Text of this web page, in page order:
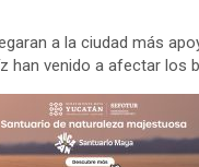
a la ciudad más
han venido a afectar los